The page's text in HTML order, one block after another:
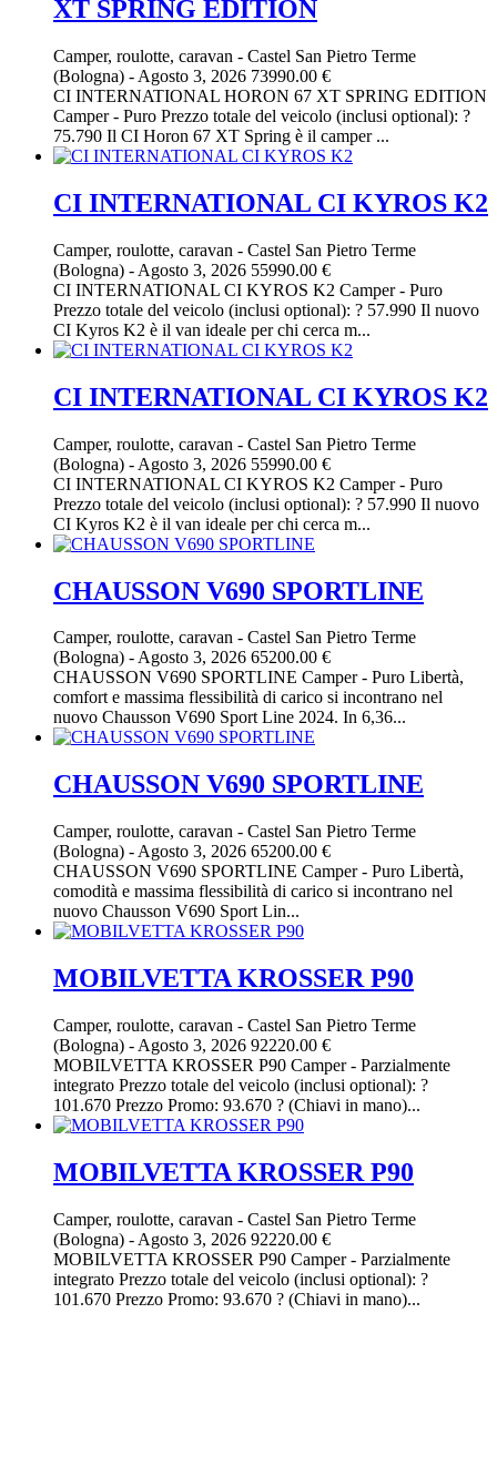
XT SPRING EDITION
Camper, roulotte, caravan - Castel San Pietro Terme
(Bologna) - Agosto 3, 2026 73990.00 €
CI INTERNATIONAL HORON 67 XT SPRING EDITION
Camper - Puro Prezzo totale del veicolo (inclusi optional): ?
75.790 Il CI Horon 67 XT Spring è il camper ...
CI INTERNATIONAL CI KYROS K2
Camper, roulotte, caravan - Castel San Pietro Terme
(Bologna) - Agosto 3, 2026 55990.00 €
CI INTERNATIONAL CI KYROS K2 Camper - Puro
Prezzo totale del veicolo (inclusi optional): ? 57.990 Il nuovo
CI Kyros K2 è il van ideale per chi cerca m...
CI INTERNATIONAL CI KYROS K2
Camper, roulotte, caravan - Castel San Pietro Terme
(Bologna) - Agosto 3, 2026 55990.00 €
CI INTERNATIONAL CI KYROS K2 Camper - Puro
Prezzo totale del veicolo (inclusi optional): ? 57.990 Il nuovo
CI Kyros K2 è il van ideale per chi cerca m...
CHAUSSON V690 SPORTLINE
Camper, roulotte, caravan - Castel San Pietro Terme
(Bologna) -Agosto 3, 2026 65200.00 €
CHAUSSON V690 SPORTLINE Camper - Puro Libertà,
comfort e massima flessibilità di carico si incontrano nel
nuovo Chausson V690 Sport Line 2024. In 6,36...
CHAUSSON V690 SPORTLINE
Camper, roulotte, caravan - Castel San Pietro Terme
(Bologna) - Agosto 3, 2026 65200.00 €
CHAUSSON V690 SPORTLINE Camper - Puro Libertà,
comodità e massima flessibilità di carico si incontrano nel
nuovo Chausson V690 Sport Lin...
MOBILVETTA KROSSER P90
Camper, roulotte, caravan - Castel San Pietro Terme
(Bologna) - Agosto 3, 2026 92220.00 €
MOBILVETTA KROSSER P90 Camper - Parzialmente
integrato Prezzo totale del veicolo (inclusi optional): ?
101.670 Prezzo Promo: 93.670 ? (Chiavi in mano)...
MOBILVETTA KROSSER P90
Camper, roulotte, caravan - Castel San Pietro Terme
(Bologna) - Agosto 3, 2026 92220.00 €
MOBILVETTA KROSSER P90 Camper - Parzialmente
integrato Prezzo totale del veicolo (inclusi optional): ?
101.670 Prezzo Promo: 93.670 ? (Chiavi in mano)...